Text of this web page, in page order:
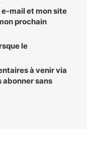
mail et mon site
prochain
le
à venir via
abonnersans